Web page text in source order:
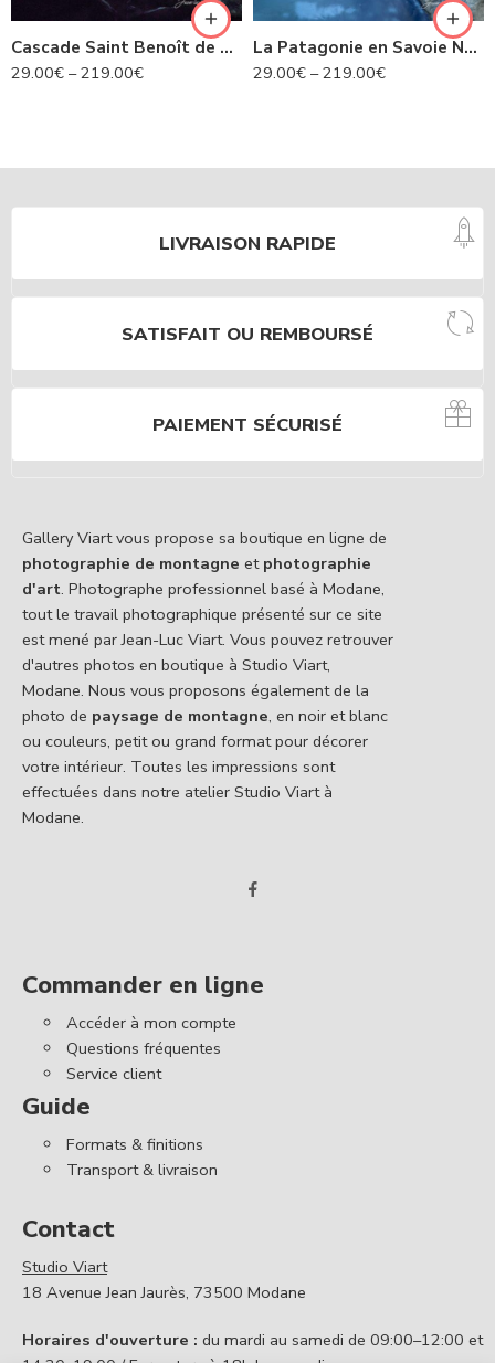
Cascade Saint Benoît de nuit- Avrieux N°424
29.00€ –219.00€
La Patagonie en Savoie N°435
29.00€ –219.00€
LIVRAISON RAPIDE
SATISFAIT OU REMBOURSÉ
PAIEMENT SÉCURISÉ
Gallery Viart vous propose sa boutique en ligne de
photographie de montagne et photographie
d'art. Photographe professionnel basé à Modane,
tout le travail photographique présenté sur ce site
est mené par Jean-Luc Viart. Vous pouvez retrouver
d'autres photos en boutique à Studio Viart,
Modane. Nous vous proposons également de la
photo de paysage de montagne, en noir et blanc
ou couleurs, petit ou grand format pour décorer
votre intérieur. Toutes les impressions sont
effectuées dans notre atelier Studio Viart à
Modane.
Commander en ligne
Accéder à mon compte
Questions fréquentes
Service client
Guide
Formats & finitions
Transport & livraison
Contact
Studio Viart
18 Avenue Jean Jaurès, 73500 Modane
Horaires d'ouverture : du mardi au samedi de 09:00–12:00 et